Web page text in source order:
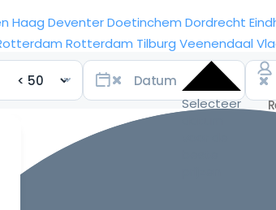
Haag DeventerDoetinchem Dordrecht
Rotterdam Tilburg Veenendaal
Selecteer